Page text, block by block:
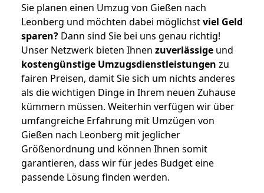
Sie planen einen Umzug von Gießen nach
Leonberg und möchten dabei möglichstviel Geld
sparen? Dann sind Sie bei uns genau richtig!
Unser Netzwerk bieten Ihnen zuverlässige und
kostengünstige Umzugsdienstleistungen zu
fairen Preisen, damit Sie sich um nichts anderes
als die wichtigen Dinge in Ihrem neuen Zuhause
kümmern müssen. Weiterhin verfügen wir über
umfangreiche Erfahrung mit Umzügen von
Gießen nach Leonberg mit jeglicher
Größenordnung und können Ihnen somit
garantieren, dass wir für jedes Budget eine
passende Lösung finden werden.